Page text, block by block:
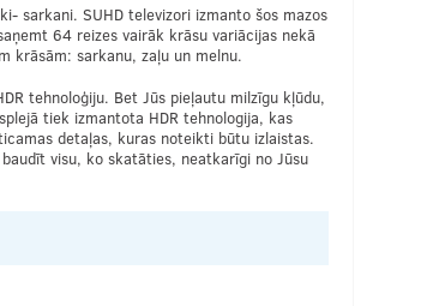
sarkani. SUHD televizori izmanto šos mazos
64 reizes vairāk krāsu variācijas nekā
krāsām: sarkanu, zaļu un melnu.
tehnoloģiju. Bet Jūs pieļautu milzīgu kļūdu,
tiek izmantota HDR tehnologija, kas
detaļas, kuras noteikti būtu izlaistas.
visu, ko skatāties, neatkarīgi no Jūsu